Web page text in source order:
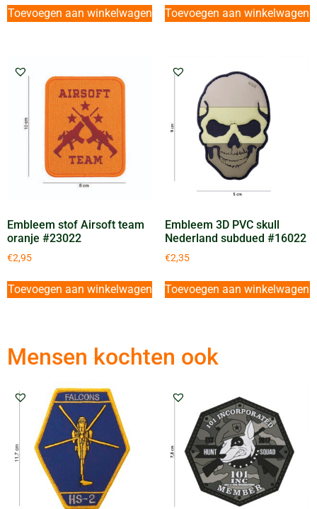
Toevoegen aan winkelwagen Toevoegen aan winkelwagen
Embleem stof Airsoft team
oranje #23022
€2,95
Toevoegen aan winkelwagen
Embleem 3D PVC skull
Nederland subdued #16022
€2,35
Toevoegen aan winkelwagen
Mensen kochten ook